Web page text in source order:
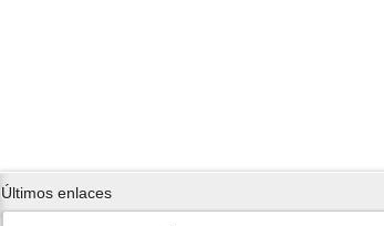
Últimos enlaces